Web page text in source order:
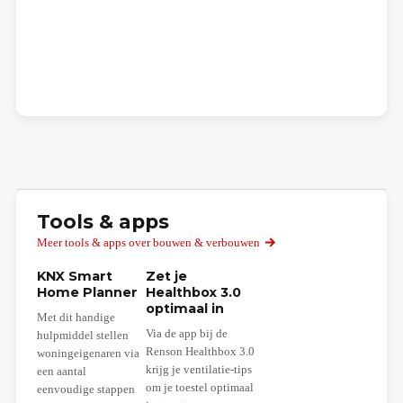
Tools & apps
Meer tools & apps over bouwen & verbouwen
KNX Smart
Home Planner
Met dit handige
hulpmiddel stellen
woningeigenaren via
een aantal
eenvoudige stappen
Zet je
Healthbox 3.0
optimaal in
Via de app bij de
Renson Healthbox 3.0
krijg je ventilatie-tips
om je toestel optimaal